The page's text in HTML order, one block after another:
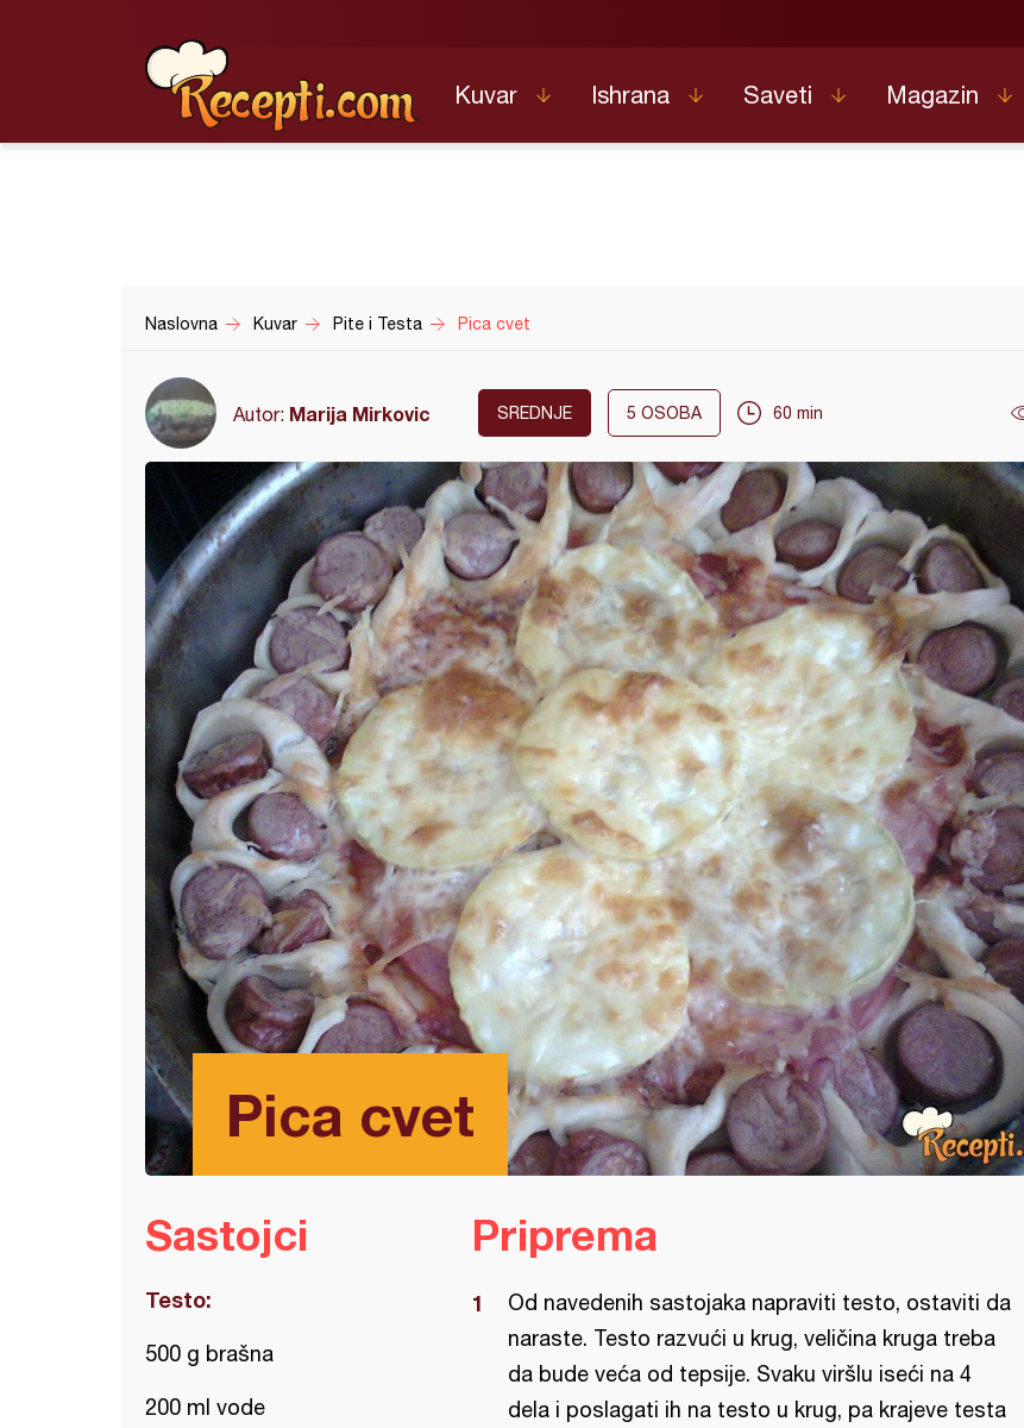
Kuvar Ishrana Saveti Magazin
Naslovna Kuvar Pite i Testa Pica cvet
Autor: Marija Mirkovic SREDNJE 5 OSOBA 60 min
Pica cvet
Sastojci
Testo:
500 g brašna
200 ml vode
Priprema
Od navedenih sastojaka napraviti testo, ostaviti da
naraste. Testo razvući u krug, veličina kruga treba
da bude veća od tepsije. Svaku viršlu iseći na 4
dela i poslagati ih na testo u krug, pa krajeve testa